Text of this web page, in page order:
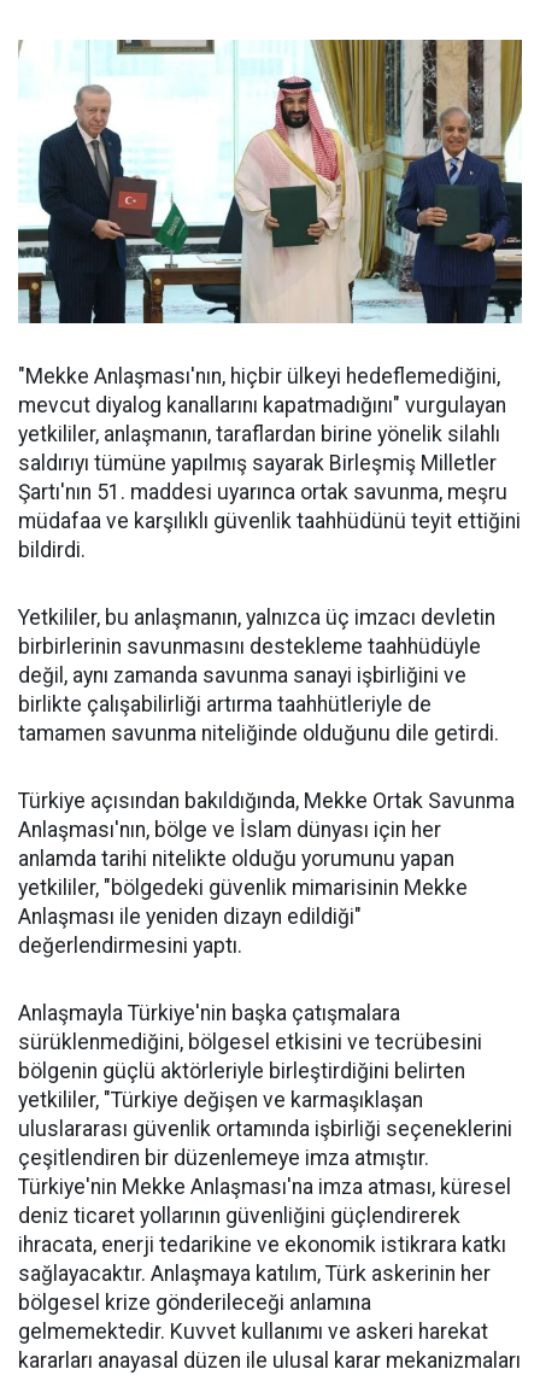
"Mekke Anlaşması'nın, hiçbir ülkeyi hedeflemediğini,
mevcut diyalog kanallarını kapatmadığını" vurgulayan
yetkililer, anlaşmanın, taraflardan birine yönelik silahlı
saldırıyı tümüne yapılmış sayarak Birleşmiş Milletler
Şartı'nın 51. maddesi uyarınca ortak savunma, meşru
müdafaa ve karşılıklı güvenlik taahhüdünü teyit ettiğini
bildirdi.
Yetkililer, bu anlaşmanın, yalnızca üç imzacı devletin
birbirlerinin savunmasını destekleme taahhüdüyle
değil, aynı zamanda savunma sanayi işbirliğini ve
birlikte çalışabilirliği artırma taahhütleriyle de
tamamen savunma niteliğinde olduğunu dile getirdi.
Türkiye açısından bakıldığında, Mekke Ortak Savunma
Anlaşması'nın, bölge ve İslam dünyası için her
anlamda tarihi nitelikte olduğu yorumunu yapan
yetkililer, "bölgedeki güvenlik mimarisinin Mekke
Anlaşması ile yeniden dizayn edildiği"
değerlendirmesini yaptı.
Anlaşmayla Türkiye'nin başka çatışmalara
sürüklenmediğini, bölgesel etkisini ve tecrübesini
bölgenin güçlü aktörleriyle birleştirdiğini belirten
yetkililer, "Türkiye değişen ve karmaşıklaşan
uluslararası güvenlik ortamında işbirliği seçeneklerini
çeşitlendiren bir düzenlemeye imza atmıştır.
Türkiye'nin Mekke Anlaşması'na imza atması, küresel
deniz ticaret yollarının güvenliğini güçlendirerek
ihracata, enerji tedarikine ve ekonomik istikrara katkı
sağlayacaktır. Anlaşmaya katılım, Türk askerinin her
bölgesel krize gönderileceği anlamına
gelmemektedir. Kuvvet kullanımı ve askeri harekat
kararları anayasal düzen ile ulusal karar mekanizmaları